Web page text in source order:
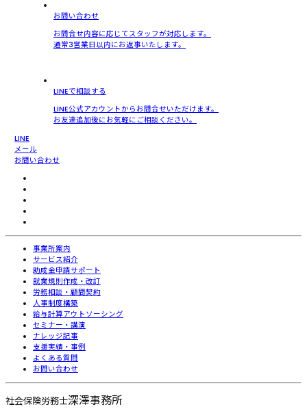
お問い合わせ
お問合せ内容に応じてスタッフが対応します。
通常3営業日以内にお返事いたします。
LINEで相談する
LINE公式アカウントからお問合せいただけます。
お友達追加後にお気軽にご相談ください。
LINE
メール
お問い合わせ
事業所案内
サービス紹介
助成金申請サポート
就業規則作成・改訂
労務相談・顧問契約
人事制度構築
給与計算アウトソーシング
セミナー・講演
ナレッジ記事
支援実績・事例
よくある質問
お問い合わせ
社会保険労務士深澤事務所